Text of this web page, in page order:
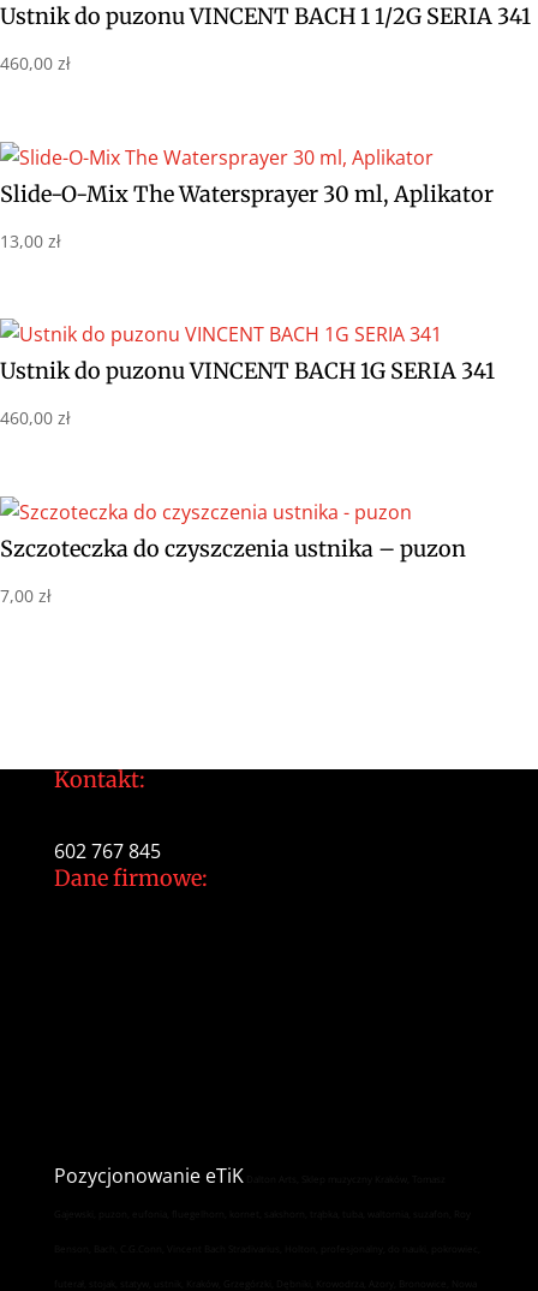
Ustnik do puzonu VINCENT BACH 1 1/2G SERIA 341
460,00 zł
Slide-O-Mix The Watersprayer 30 ml, Aplikator
13,00 zł
Ustnik do puzonu VINCENT BACH 1G SERIA 341
460,00 zł
Szczoteczka do czyszczenia ustnika – puzon
7,00 zł
Kontakt:
602 767 845
Dane firmowe:
Pozycjonowanie eTiK